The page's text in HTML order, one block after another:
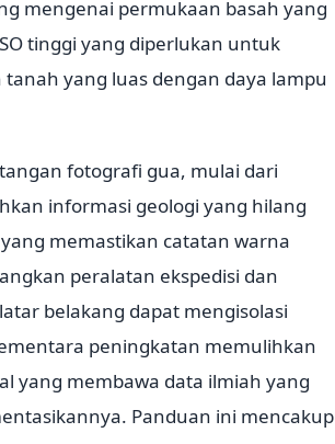
mengenai permukaan basah yang
tinggi yang diperlukan untuk
yang luas dengan daya lampu
fotografi gua, mulai dari
informasi geologi yang hilang
memastikan catatan warna
peralatan ekspedisi dan
belakang dapat mengisolasi
peningkatan memulihkan
yang membawa data ilmiah yang
Panduan ini mencakup